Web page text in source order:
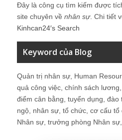
Đây là công cụ tìm kiếm được
site chuyên về nhân sự. Chi tiết
Kinhcan24′s Search
Keyword của Blog
Quản trị nhân sự, Human
quả công việc, chính sách
điểm cân bằng, tuyển dụng,
ngộ, nhân sự, tổ chức, cơ cấu
Nhân sự, trưởng phòng Nhân